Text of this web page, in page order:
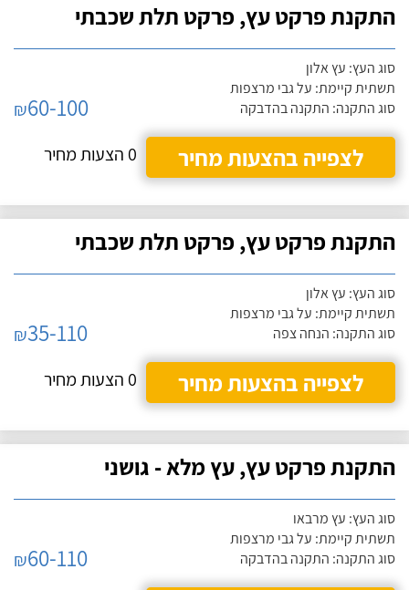
התקנת פרקט עץ, פרקט תלת שכבתי
סוג העץ: עץ אלון
תשתית קיימת: על גבי מרצפות
סוג התקנה: התקנה בהדבקה
₪60-100
לצפייה בהצעות מחיר
0 הצעות מחיר
התקנת פרקט עץ, פרקט תלת שכבתי
סוג העץ: עץ אלון
תשתית קיימת: על גבי מרצפות
סוג התקנה: הנחה צפה
₪35-110
לצפייה בהצעות מחיר
0 הצעות מחיר
התקנת פרקט עץ, עץ מלא - גושני
סוג העץ: עץ מרבאו
תשתית קיימת: על גבי מרצפות
סוג התקנה: התקנה בהדבקה
₪60-110